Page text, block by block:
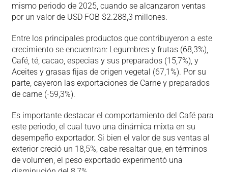
mismo periodo de 2025, cuando se alcanzaron ventas
por un valor de USD FOB $2.288,3 millones.
Entre los principales productos que contribuyeron a este
crecimiento se encuentran: Legumbres y frutas (68,3%),
Café, té, cacao, especias y sus preparados (15,7%), y
Aceites y grasas fijas de origen vegetal (67,1%). Por su
parte, cayeron las exportaciones de Carne y preparados
de carne (-59,3%).
Es importante destacar el comportamiento del Café para
este periodo, el cual tuvo una dinámica mixta en su
desempeño exportador. Si bien el valor de sus ventas al
exterior creció un 18,5%, cabe resaltar que, en términos
de volumen, el peso exportado experimentó una